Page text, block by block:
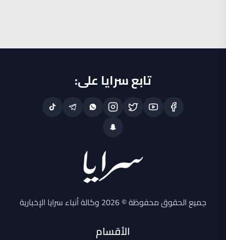
تابع سرايا على:
جميع الحقوق محفوظة © 2026 وكالة أنباء سرايا الإخبارية
الأقسام